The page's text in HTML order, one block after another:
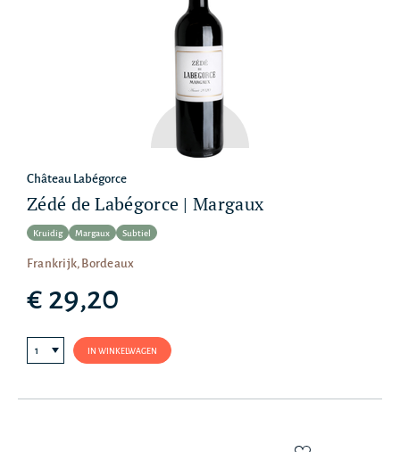
Château Labégorce
Zédé de Labégorce | Margaux
Kruidig Margaux Subtiel
Frankrijk, Bordeaux
€ 29,20
IN WINKELWAGEN